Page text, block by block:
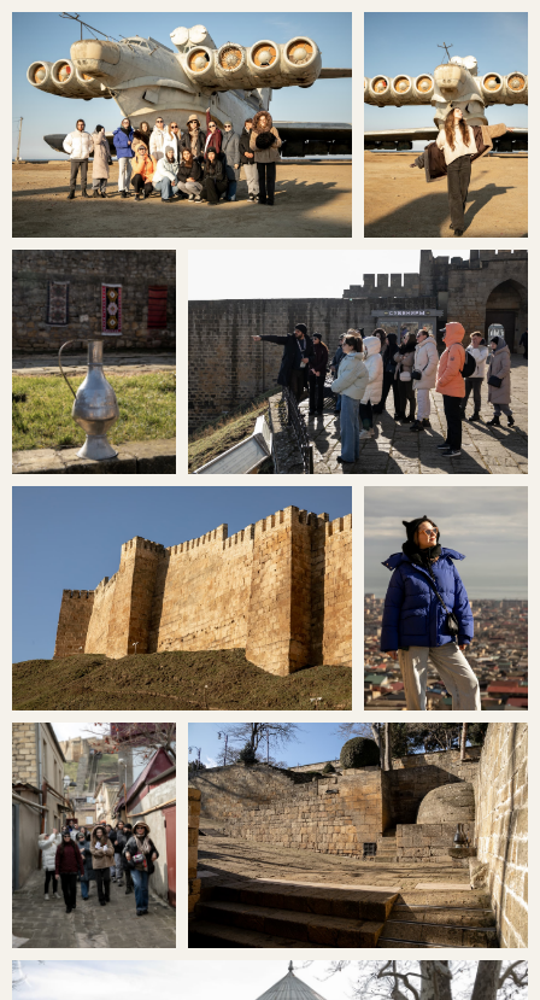
ТУРЫ В ГРУППАХ
НЕ ТОЛЬКО
БЕЗОПАСНЕЕ, НО
ЕЩЁ И ВЫГОДНЕЕ
Менеджер отправит вам даты туров,
с вашими
Потому что стоимость трансфера,
фотографа и экскурсий делится
на всех участников
22-35 лет — средний возраст
участников